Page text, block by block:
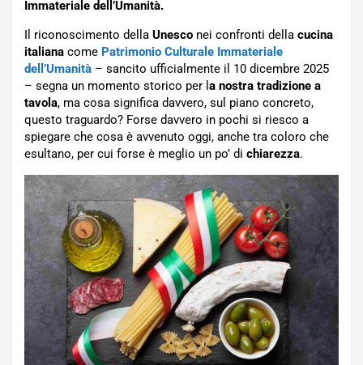
Immateriale dell’Umanità.
Il riconoscimento della Unesco nei confronti della cucina
italiana come Patrimonio Culturale Immateriale
dell’Umanità – sancito ufficialmente il 10 dicembre 2025
– segna un momento storico per l a nostra tradizione a
tavola, ma cosa significa davvero, sul piano concreto,
questo traguardo? Forse davvero in pochi si riesco a
spiegare che cosa è avvenuto oggi, anche tra coloro che
esultano, per cui forse è meglio un po’ di chiarezza.